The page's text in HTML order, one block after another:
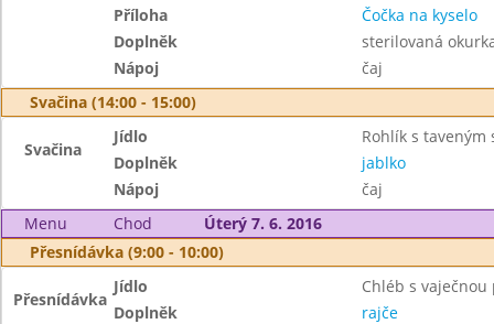
Příloha
Čočka na kyselo
Doplněk
sterilovaná
Nápoj
čaj
Svačina (14:00 - 15:00)
Svačina
Jídlo
Rohlík s taveným
Doplněk
jablko
Nápoj
čaj
Menu
Chod
Úterý 7. 6. 2016
Přesnídávka (9:00 - 10:00)
Přesnídávka
Jídlo
Chléb s vaječnou
Doplněk
rajče